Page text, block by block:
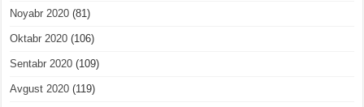
Noyabr 2020 (81)
Oktabr 2020 (106)
Sentabr 2020 (109)
Avgust 2020 (119)